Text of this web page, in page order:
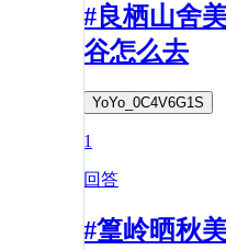
#良栖山舍
谷怎么去
YoYo_0C4V6G1S
1
回答
#篁岭晒秋